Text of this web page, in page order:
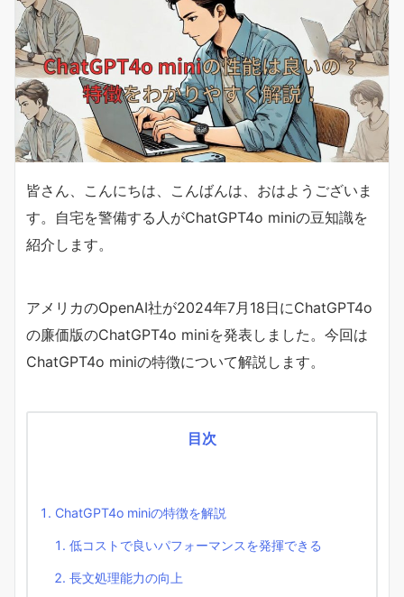
皆さん、こんにちは、こんばんは、おはようございま
す。自宅を警備する人がChatGPT4o miniの豆知識を
紹介します。
アメリカのOpenAI社が2024年7月18日にChatGPT4o
の廉価版のChatGPT4o miniを発表しました。今回は
ChatGPT4o miniの特徴について解説します。
目次
ChatGPT4o miniの特徴を解説
低コストで良いパフォーマンスを発揮できる
長文処理能力の向上